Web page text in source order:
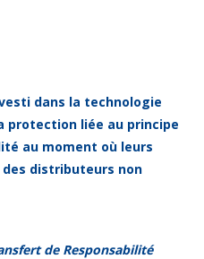
dans la technologie
protection liée au principe
au moment où leurs
distributeurs non
de Responsabilité